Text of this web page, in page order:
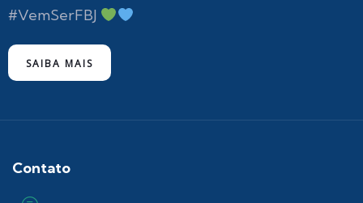
#VemSerFBJ
SAIBA MAIS
Contato